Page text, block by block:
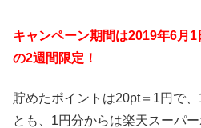
キャンペーン期間は2019年6月
の2週間限定！
貯めたポイントは20pt＝1円で
とも、1円分からは楽天スーパ